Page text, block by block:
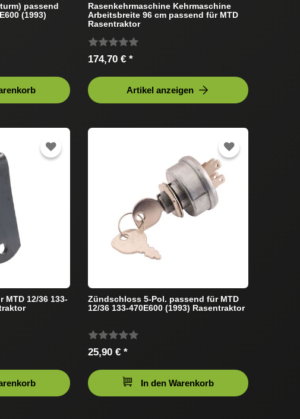
passend
(1993)
Rasenkehrmaschine Kehrmaschine
Arbeitsbreite 96 cm passend für MTD
Rasentraktor
174,70 € *
Artikel anzeigen
MTD 12/36 133-
Zündschloss 5-Pol. passend für MTD
12/36 133-470E600 (1993) Rasentraktor
25,90 € *
In den Warenkorb